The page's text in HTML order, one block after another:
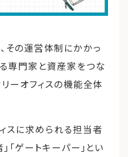
その運営体制にかかっ
専門家と資産家をつな
リーオフィスの機能全体
スに求められる担当者
「ゲートキーパー」とい